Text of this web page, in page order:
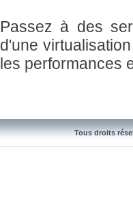
Passez à des
d'une
les performances
Tous droits